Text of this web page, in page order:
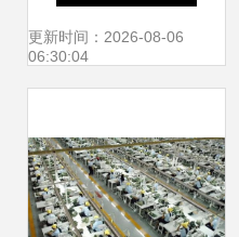
农产品安全生产防
更新时间：2026-08-06
06:30:04